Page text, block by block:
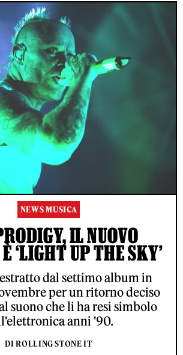
NEWS MUSICA
IL NUOVO
‘LIGHT UP THE SKY’
dal settimo album in
per un ritorno deciso
suono che li ha resi simbolo
anni '90.
DI ROLLING STONE IT